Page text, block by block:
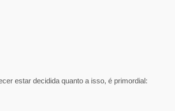
estar decidida quanto a isso, é primordial: